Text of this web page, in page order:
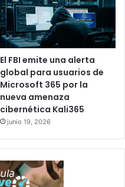
El FBI emite una alerta
global para usuarios de
Microsoft 365 por la
nueva amenaza
cibernética Kali365
junio 19, 2026